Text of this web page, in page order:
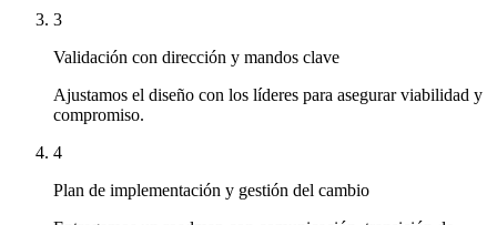
3
Validación con dirección y mandos clave
Ajustamos el diseño con los líderes para asegurar viabilidad y
compromiso.
4
Plan de implementación y gestión del cambio